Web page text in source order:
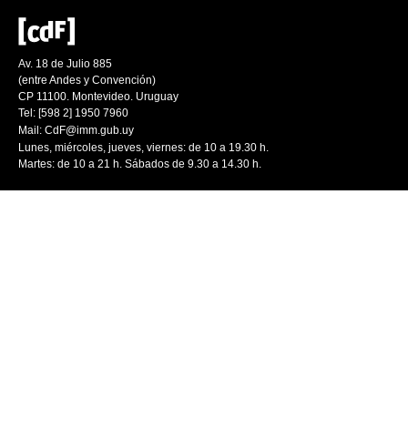
Av. 18 de Julio 885
(entre Andes y Convención)
CP 11100. Montevideo. Uruguay
Tel: [598 2] 1950 7960
Mail: CdF@imm.gub.uy
Lunes, miércoles, jueves, viernes: de 10 a 19.30 h.
Martes: de 10 a 21 h. Sábados de 9.30 a 14.30 h.